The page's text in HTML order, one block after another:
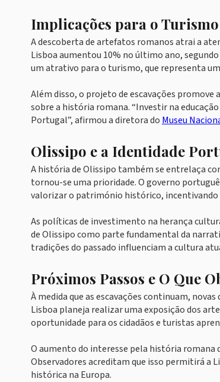
Implicações para o Turismo
A descoberta de artefatos romanos atrai a
Lisboa aumentou 10% no último ano,
um atrativo para o turismo, que representa
Além disso, o projeto de escavações promove
sobre a história romana. “Investir na
Portugal”, afirmou a diretora do Museu
Olissipo e a Identidade
A história de Olissipo também se entrelaça
tornou-se uma prioridade. O governo
valorizar o património histórico, incentivando
As políticas de investimento na herança
de Olissipo como parte fundamental da
tradições do passado influenciam a cultura
Próximos Passos e O Que
À medida que as escavações continuam,
Lisboa planeja realizar uma exposição dos
oportunidade para os cidadãos e turistas
O aumento do interesse pela história romana
Observadores acreditam que isso permitirá a
histórica na Europa.